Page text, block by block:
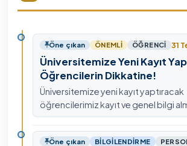
Öne çıkan ÖNEMLI ÖĞRENCI 31
Üniversitemize Yeni Kayıt
Öğrencilerin Dikkatine!
Üniversitemize yeni kayıt yaptıracak
öğrencilerimiz kayıt ve genel bilgi
211 75 75 Dahili: 1913 nolu
ulaşabilirsiniz.
Öne çıkan BILGILENDIRME